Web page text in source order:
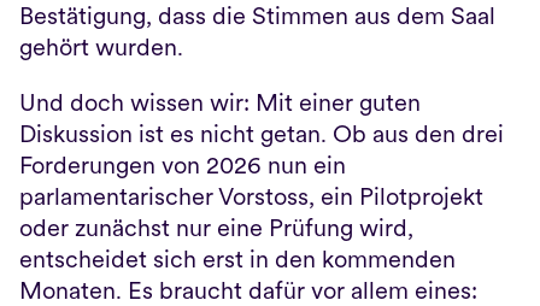
Bestätigung, dass die Stimmen aus dem Saal
gehört wurden.
Und doch wissen wir: Mit einer guten
Diskussion ist es nicht getan. Ob aus den drei
Forderungen von 2026 nun ein
parlamentarischer Vorstoss, ein Pilotprojekt
oder zunächst nur eine Prüfung wird,
entscheidet sich erst in den kommenden
Monaten. Es braucht dafür vor allem eines: